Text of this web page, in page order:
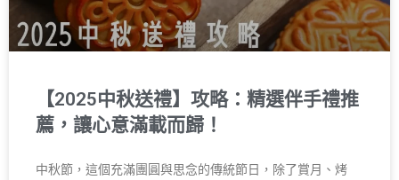
【2025中秋送禮】攻略：精選伴手禮推
薦，讓心意滿載而歸！
中秋節，這個充滿團圓與思念的傳統節日，除了賞月、烤